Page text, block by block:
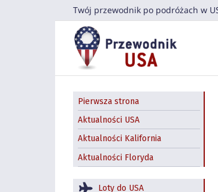
Twój przewodnik po podróżach w
Pierwsza strona
Aktualności USA
Aktualności Kalifornia
Aktualności Floryda
Loty do USA